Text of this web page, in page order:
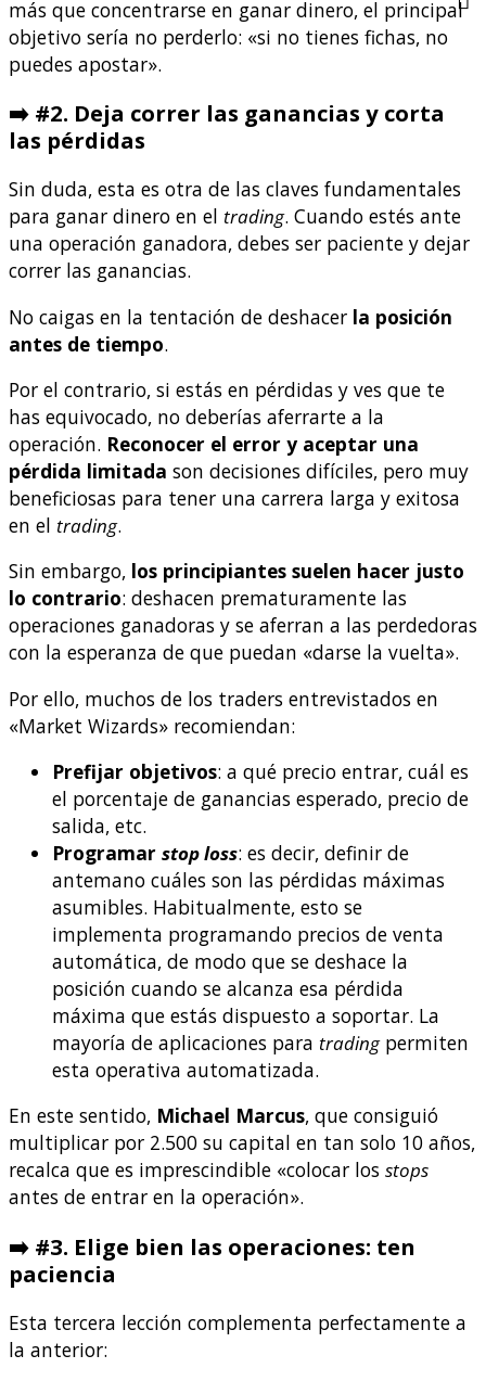
más que concentrarse en ganar dinero, el principal
objetivo sería no perderlo: «si no tienes fichas, no
puedes apostar».
➡️ #2. Deja correr las ganancias y corta
las pérdidas
Sin duda, esta es otra de las claves fundamentales
para ganar dinero en el trading. Cuando estés ante
una operación ganadora, debes ser paciente y dejar
correr las ganancias.
No caigas en la tentación de deshacer la posición
antes de tiempo.
Por el contrario, si estás en pérdidas y ves que te
has equivocado, no deberías aferrarte a la
operación. Reconocer el error y aceptar una
pérdida limitada son decisiones difíciles, pero muy
beneficiosas para tener una carrera larga y exitosa
en el trading.
Sin embargo, los principiantes suelen hacer justo
lo contrario: deshacen prematuramente las
operaciones ganadoras y se aferran a las perdedoras
con la esperanza de que puedan «darse la vuelta».
Por ello, muchos de los traders entrevistados en
«Market Wizards» recomiendan:
Prefijar objetivos: a qué precio entrar, cuál es
el porcentaje de ganancias esperado, precio de
salida, etc.
Programar stop loss: es decir, definir de
antemano cuáles son las pérdidas máximas
asumibles. Habitualmente, esto se
implementa programando precios de venta
automática, de modo que se deshace la
posición cuando se alcanza esa pérdida
máxima que estás dispuesto a soportar. La
mayoría de aplicaciones para tradingpermiten
esta operativa automatizada.
En este sentido, Michael Marcus, que consiguió
multiplicar por 2.500 su capital en tan solo 10 años,
recalca que es imprescindible «colocar los stops
antes de entrar en la operación».
➡️ #3. Elige bien las operaciones: ten
paciencia
Esta tercera lección complementa perfectamente a
la anterior: